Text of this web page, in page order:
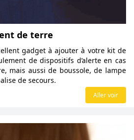
de terre
gadget à ajouter à votre kit de
de dispositifs d’alerte en cas
mais aussi de boussole, de lampe
de secours.
Aller voir